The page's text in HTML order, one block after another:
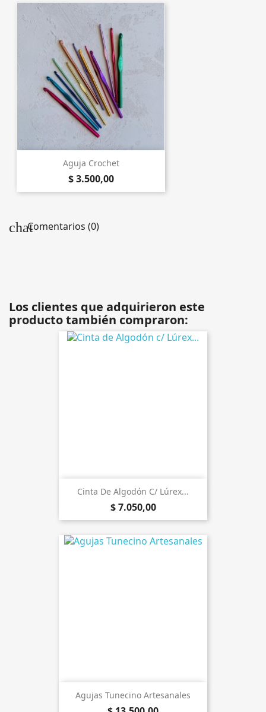
Aguja Crochet
$ 3.500,00
chatComentarios (0)
Los clientes que adquirieron este
producto también compraron:
Cinta De Algodón C/ Lúrex...
$ 7.050,00
Agujas Tunecino Artesanales